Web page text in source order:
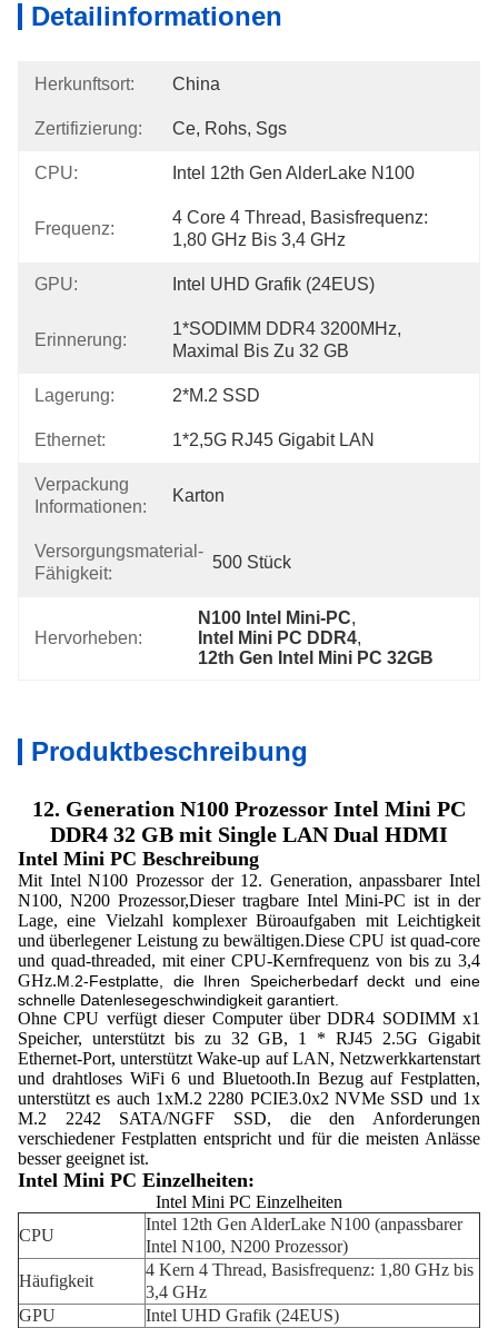
Detailinformationen
Herkunftsort: China
Zertifizierung: Ce, Rohs, Sgs
CPU: Intel 12th Gen AlderLake N100
Frequenz:
4 Core 4 Thread, Basisfrequenz:
1,80 GHz Bis 3,4 GHz
GPU: Intel UHD Grafik (24EUS)
Erinnerung:
1*SODIMM DDR4 3200MHz,
Maximal Bis Zu 32 GB
Lagerung: 2*M.2 SSD
Ethernet: 1*2,5G RJ45 Gigabit LAN
Verpackung
Informationen:
Karton
Versorgungsmaterial-
Fähigkeit:
500 Stück
Hervorheben:
N100 Intel Mini-PC,
Intel Mini PC DDR4,
12th Gen Intel Mini PC 32GB
Produktbeschreibung
12. Generation N100 Prozessor Intel Mini PC
DDR4 32 GB mit Single LAN Dual HDMI
Intel Mini PC Beschreibung
Mit Intel N100 Prozessor der 12. Generation, anpassbarer Intel
N100, N200 Prozessor,Dieser tragbare Intel Mini-PC ist in der
Lage, eine Vielzahl komplexer Büroaufgaben mit Leichtigkeit
und überlegener Leistung zu bewältigen.Diese CPU ist quad-core
und quad-threaded, mit einer CPU-Kernfrequenz von bis zu 3,4
GHz.M.2-Festplatte, die Ihren Speicherbedarf deckt und eine
schnelle Datenlesegeschwindigkeit garantiert.
Ohne CPU verfügt dieser Computer über DDR4 SODIMM x1
Speicher, unterstützt bis zu 32 GB, 1 * RJ45 2.5G Gigabit
Ethernet-Port, unterstützt Wake-up auf LAN, Netzwerkkartenstart
und drahtloses WiFi 6 und Bluetooth.In Bezug auf Festplatten,
unterstützt es auch 1xM.2 2280 PCIE3.0x2 NVMe SSD und 1x
M.2 2242 SATA/NGFF SSD, die den Anforderungen
verschiedener Festplatten entspricht und für die meisten Anlässe
besser geeignet ist.
Intel Mini PC Einzelheiten:
Intel Mini PC Einzelheiten
CPU
Intel 12th Gen AlderLake N100 (anpassbarer
Intel N100, N200 Prozessor)
Häufigkeit
4 Kern 4 Thread, Basisfrequenz: 1,80 GHz bis
3,4 GHz
GPU
Intel UHD Grafik (24EUS)